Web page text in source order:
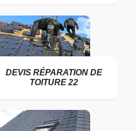
DEVIS RÉPARATION DE
TOITURE 22